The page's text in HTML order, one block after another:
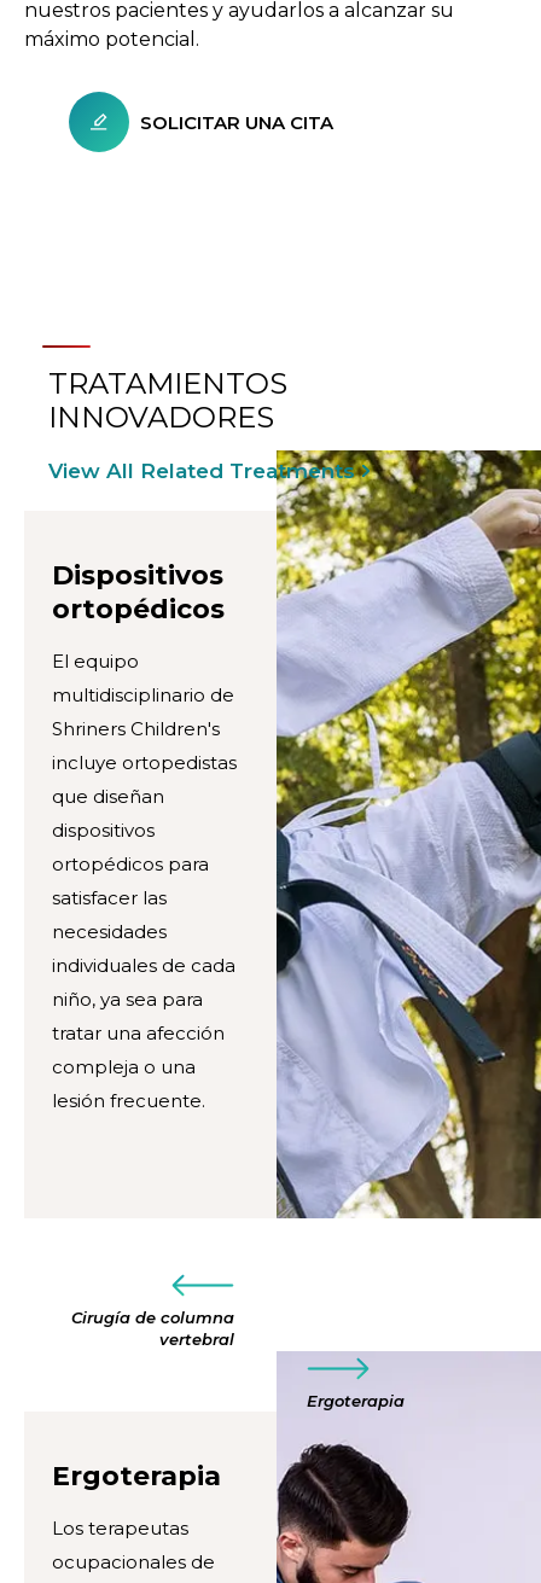
nuestros pacientes y ayudarlos a alcanzar su
máximo potencial.
SOLICITAR UNA CITA
TRATAMIENTOS
INNOVADORES
View All Related Treatments
Dispositivos
ortopédicos
El equipo
multidisciplinario de
Shriners Children's
incluye ortopedistas
que diseñan
dispositivos
ortopédicos para
satisfacer las
necesidades
individuales de cada
niño, ya sea para
tratar una afección
compleja o una
lesión frecuente.
Cirugía de columna
vertebral
Ergoterapia
Ergoterapia
Los terapeutas
ocupacionales de